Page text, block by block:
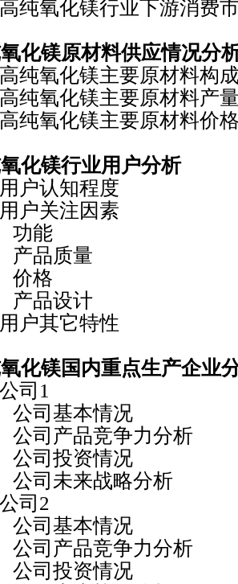
氧化镁行业下游消费
化镁原材料供应情况分
氧化镁主要原材料构
氧化镁主要原材料产
氧化镁主要原材料价
化镁行业用户分析
认知程度
关注因素
能
质量
格
设计
其它特性
化镁国内重点生产企业
司1
基本情况
产品竞争力分析
投资情况
未来战略分析
司2
基本情况
产品竞争力分析
投资情况